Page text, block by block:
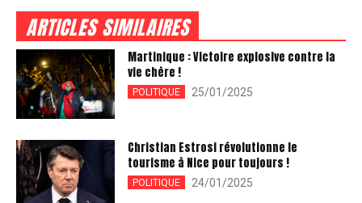
ARTICLES SIMILAIRES
Martinique : Victoire explosive contre la
vie chère !
POLITIQUE 25/01/2025
Christian Estrosi révolutionne le
tourisme à Nice pour toujours !
POLITIQUE 24/01/2025